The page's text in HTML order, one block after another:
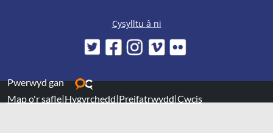
Cysylltu â ni
Pwerwyd gan
Map o'r safle|Hygyrchedd|Preifatrwydd|Cwcis